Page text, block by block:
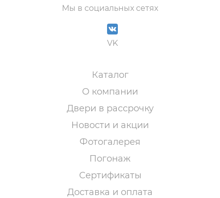
Мы в социальных сетях
VK
Каталог
О компании
Двери в рассрочку
Новости и акции
Фотогалерея
Погонаж
Сертификаты
Доставка и оплата